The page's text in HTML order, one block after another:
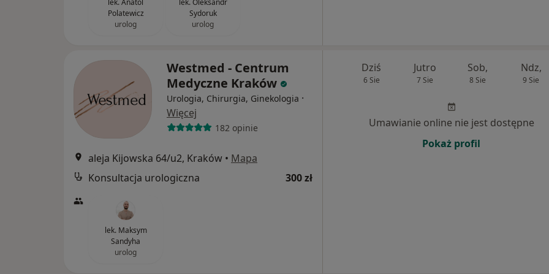
lek. Anatol
Polatewicz
urolog
lek. Oleksandr
Sydoruk
urolog
Westmed - Centrum
Medyczne Kraków
Urologia, Chirurgia, Ginekologia ·
Więcej
182 opinie
aleja Kijowska 64/u2, Kraków • Mapa
Konsultacja urologiczna
300 zł
lek. Maksym
Sandyha
urolog
Dziś
6 Sie
Jutro
7 Sie
Sob,
8 Sie
Ndz,
9 Sie
Umawianie online nie jest dostępne
Pokaż profil